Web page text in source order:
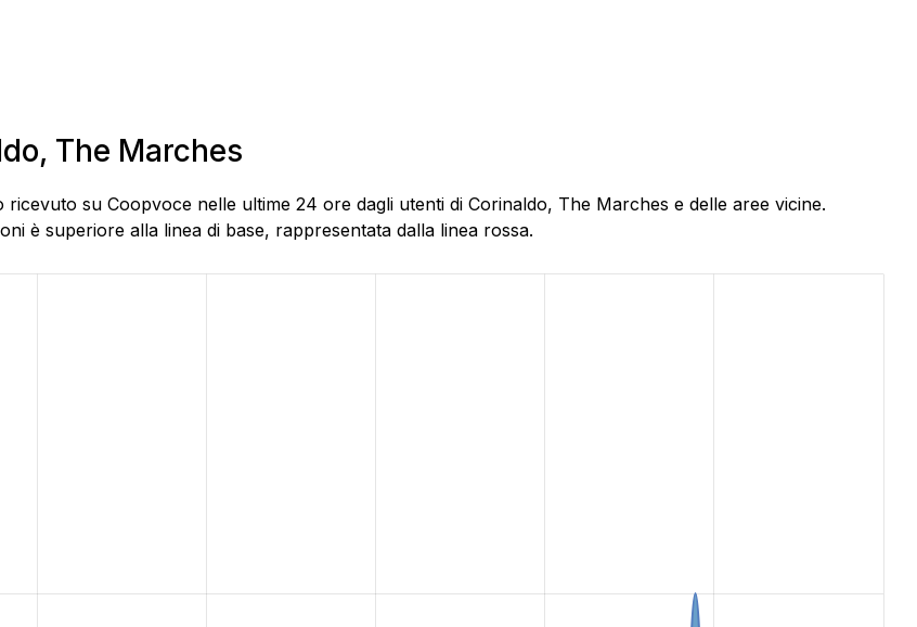
The Marches
su Coopvoce nelle ultime 24 ore dagli utenti di Corinaldo, The Marches e delle aree vicine.
è superiore alla linea di base, rappresentata dalla linea rossa.